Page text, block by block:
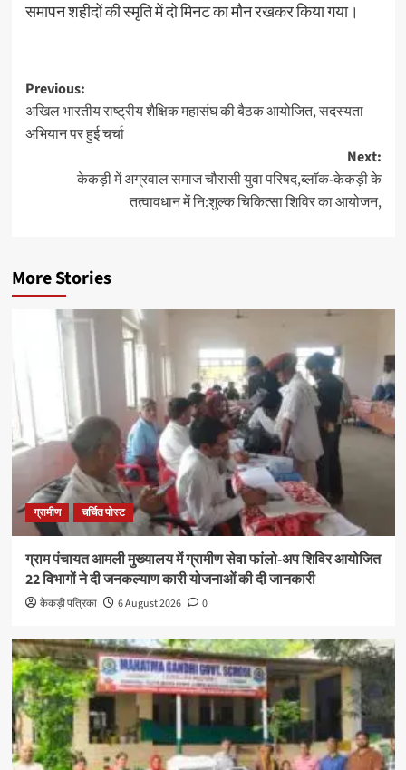
समापन शहीदों की स्मृति में दो मिनट का मौन रखकर किया गया।
Previous:
अखिल भारतीय राष्ट्रीय शैक्षिक महासंघ की बैठक आयोजित, सदस्यता
अभियान पर हुई चर्चा
Next:
केकड़ी में अग्रवाल समाज चौरासी युवा परिषद,ब्लॉक-केकड़ी के
तत्वावधान में नि:शुल्क चिकित्सा शिविर का आयोजन,
More Stories
ग्रामीण चर्चित पोस्ट
ग्राम पंचायत आमली मुख्यालय में ग्रामीण सेवा फांलो-अप शिविर आयोजित
22 विभागों ने दी जनकल्याण कारी योजनाओं की दी जानकारी
केकड़ी पत्रिका 6 August 2026 0